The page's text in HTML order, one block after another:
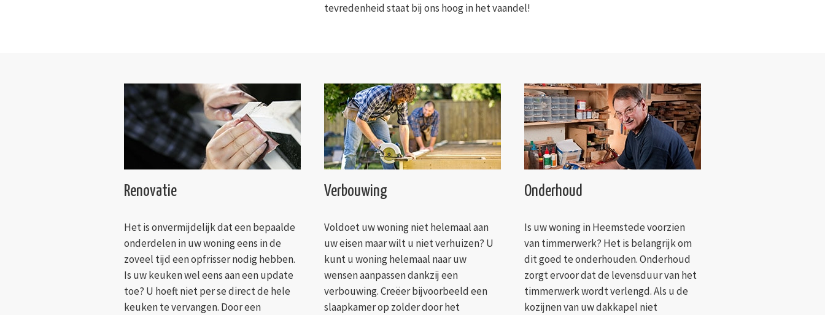
tevredenheid staat bij ons hoog in het vaandel!
Renovatie
Het is onvermijdelijk dat een bepaalde
onderdelen in uw woning eens in de
zoveel tijd een opfrisser nodig hebben.
Is uw keuken wel eens aan een update
toe? U hoeft niet per se direct de hele
keuken te vervangen. Door een
Verbouwing
Voldoet uw woning niet helemaal aan
uw eisen maar wilt u niet verhuizen? U
kunt u woning helemaal naar uw
wensen aanpassen dankzij een
verbouwing. Creëer bijvoorbeeld een
slaapkamer op zolder door het
Onderhoud
Is uw woning in Heemstede voorzien
van timmerwerk? Het is belangrijk om
dit goed te onderhouden. Onderhoud
zorgt ervoor dat de levensduur van het
timmerwerk wordt verlengd. Als u de
kozijnen van uw dakkapel niet